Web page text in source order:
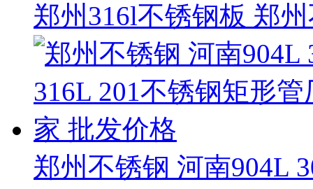
郑州316l不锈钢板 郑
郑州不锈钢 河南904L